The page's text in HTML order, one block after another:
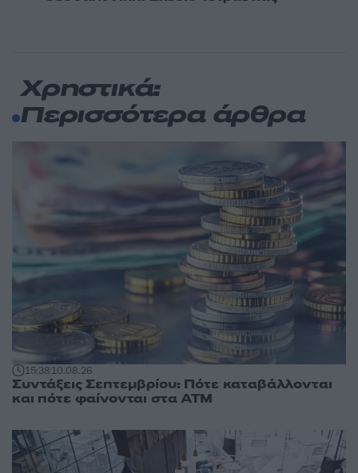
Χρηστικά:
Περισσότερα άρθρα
15:3810.08.26
Συντάξεις Σεπτεμβρίου: Πότε καταβάλλονται
και πότε φαίνονται στα ΑΤΜ